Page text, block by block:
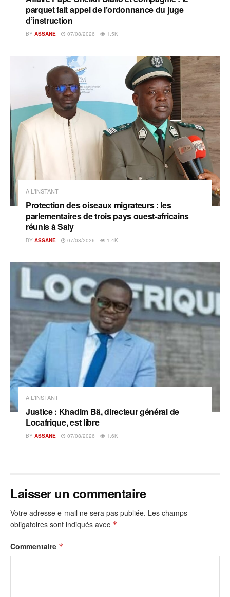
parquet fait appel de l’ordonnance du juge
d’instruction
BY ASSANE 07/08/2026 1.5K
A L'INSTANT
Protection des oiseaux migrateurs : les
parlementaires de trois pays ouest-africains
réunis à Saly
BY ASSANE 07/08/2026 1.4K
A L'INSTANT
Justice : Khadim Bâ, directeur général de
Locafrique, est libre
BY ASSANE 07/08/2026 1.6K
Laisser un commentaire
Votre adresse e-mail ne sera pas publiée. Les champs
obligatoires sont indiqués avec *
Commentaire *